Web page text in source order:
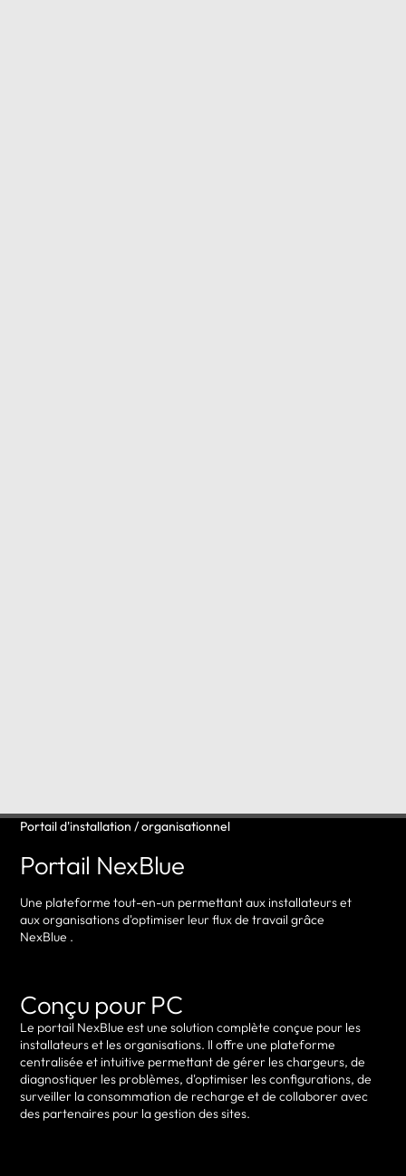
Portail d'installation / organisationnel
Portail NexBlue
Une plateforme tout-en-un permettant aux installateurs et
aux organisations d'optimiser leur flux de travail grâce
NexBlue .
Conçu pour PC
Le portail NexBlue est une solution complète conçue pour les
installateurs et les organisations. Il offre une plateforme
centralisée et intuitive permettant de gérer les chargeurs, de
diagnostiquer les problèmes, d'optimiser les configurations, de
surveiller la consommation de recharge et de collaborer avec
des partenaires pour la gestion des sites.